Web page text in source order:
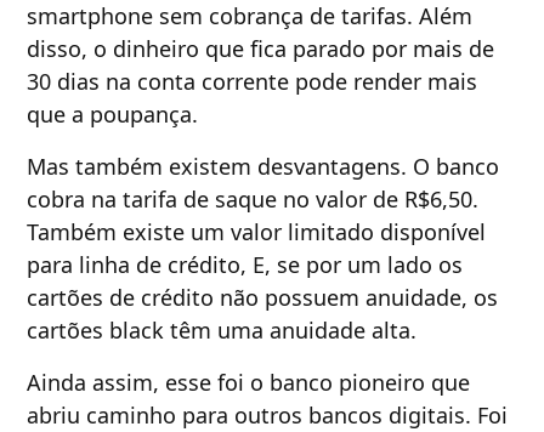
smartphone sem cobrança de tarifas. Além
disso, o dinheiro que fica parado por mais de
30 dias na conta corrente pode render mais
que a poupança.
Mas também existem desvantagens. O banco
cobra na tarifa de saque no valor de R$6,50.
Também existe um valor limitado disponível
para linha de crédito, E, se por um lado os
cartões de crédito não possuem anuidade, os
cartões black têm uma anuidade alta.
Ainda assim, esse foi o banco pioneiro que
abriu caminho para outros bancos digitais. Foi